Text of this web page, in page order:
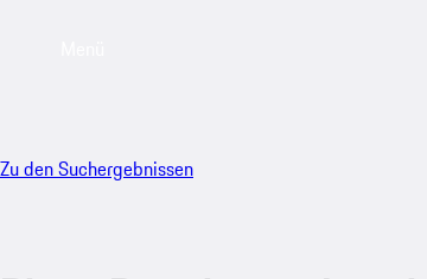
Zu den Suchergebnissen